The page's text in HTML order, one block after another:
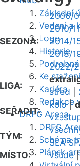
Základní
Vedení a
Logo
Historie
Ke stažení
Kariéra
Redakce
DRFG Arena
DRFG
Schéma
Plánek
SEZONA:
2006/
2010/11
2014/
2018/
2022/
LIGA:
střed
SEŘADIT:
kolo|
TÝM:
SLA
MÍSTO:
všude